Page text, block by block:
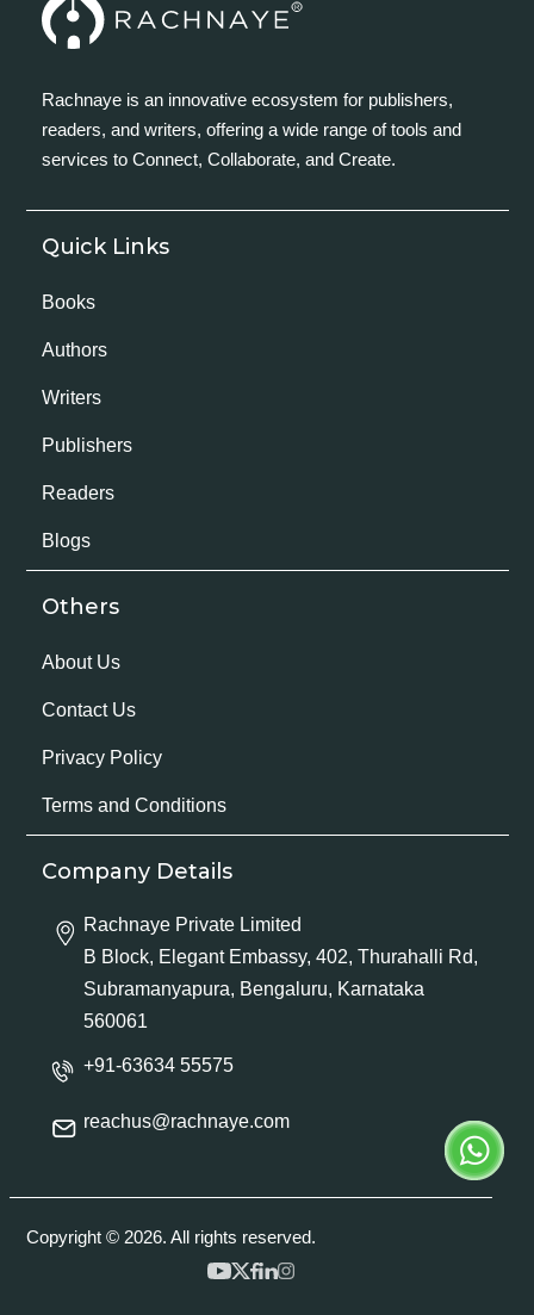
Rachnaye is an innovative ecosystem for publishers,
readers, and writers, offering a wide range of tools and
services to Connect, Collaborate, and Create.
Quick Links
Books
Authors
Writers
Publishers
Readers
Blogs
Others
About Us
Contact Us
Privacy Policy
Terms and Conditions
Company Details
Rachnaye Private Limited
B Block, Elegant Embassy, 402, Thurahalli Rd,
Subramanyapura, Bengaluru, Karnataka
560061
+91-63634 55575
reachus@rachnaye.com
Copyright © 2026. All rights reserved.